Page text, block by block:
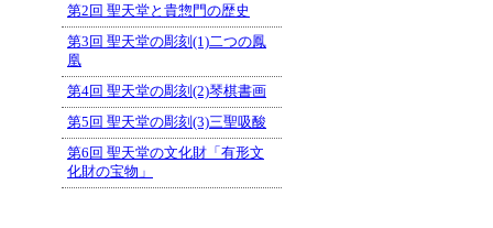
第2回 聖天堂と貴惣門の歴史
第3回 聖天堂の彫刻(1)二つの鳳
凰
第4回 聖天堂の彫刻(2)琴棋書画
第5回 聖天堂の彫刻(3)三聖吸酸
第6回 聖天堂の文化財「有形文
化財の宝物」